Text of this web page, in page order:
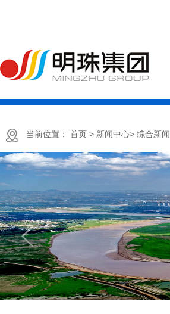
当前位置： 首页 > 新闻中心> 综合新闻